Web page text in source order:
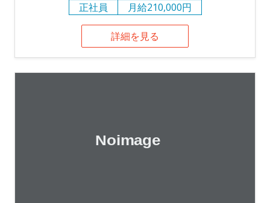
正社員
月給210,000円
詳細を見る